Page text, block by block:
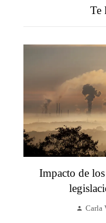
Te
Impacto de
Carla